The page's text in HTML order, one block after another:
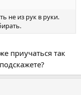
не из рук в руки.
приучаться так